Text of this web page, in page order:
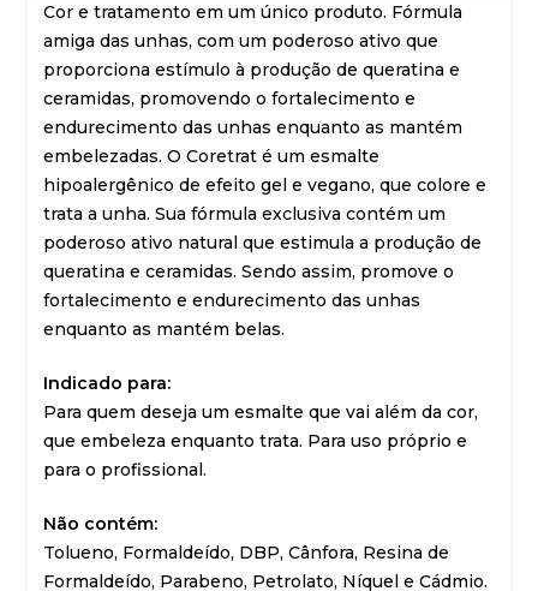
Cor e tratamento em um único produto. Fórmula
amiga das unhas, com um poderoso ativo que
proporciona estímulo à produção de queratina e
ceramidas, promovendo o fortalecimento e
endurecimento das unhas enquanto as mantém
embelezadas. O Coretrat é um esmalte
hipoalergênico de efeito gel e vegano, que colore e
trata a unha. Sua fórmula exclusiva contém um
poderoso ativo natural que estimula a produção de
queratina e ceramidas. Sendo assim, promove o
fortalecimento e endurecimento das unhas
enquanto as mantém belas.
Indicado para:
Para quem deseja um esmalte que vai além da cor,
que embeleza enquanto trata. Para uso próprio e
para o profissional.
Não contém:
Tolueno, Formaldeído, DBP, Cânfora, Resina de
Formaldeído, Parabeno, Petrolato, Níquel e Cádmio.